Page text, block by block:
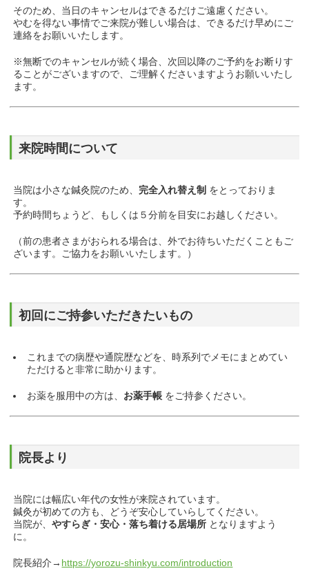
そのため、当日のキャンセルはできるだけご遠慮ください。
やむを得ない事情でご来院が難しい場合は、できるだけ早めにご
連絡をお願いいたします。
※無断でのキャンセルが続く場合、次回以降のご予約をお断りす
ることがございますので、ご理解くださいますようお願いいたし
ます。
来院時間について
当院は小さな鍼灸院のため、 完全入れ替え制 をとっておりま
す。
予約時間ちょうど、もしくは５分前を目安にお越しください。
（前の患者さまがおられる場合は、外でお待ちいただくこともご
ざいます。ご協力をお願いいたします。）
初回にご持参いただきたいもの
これまでの病歴や通院歴などを、時系列でメモにまとめてい
ただけると非常に助かります。
お薬を服用中の方は、 お薬手帳 をご持参ください。
院長より
当院には幅広い年代の女性が来院されています。
鍼灸が初めての方も、どうぞ安心していらしてください。
当院が、やすらぎ・安心・落ち着ける居場所 となりますよう
に。
院長紹介→ https://yorozu-shinkyu.com/introduction